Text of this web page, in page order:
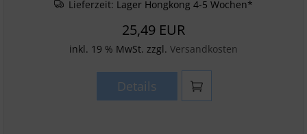
Lieferzeit: Lager Hongkong 4-5 Wochen*
25,49 EUR
inkl. 19 % MwSt. zzgl. Versandkosten
Details